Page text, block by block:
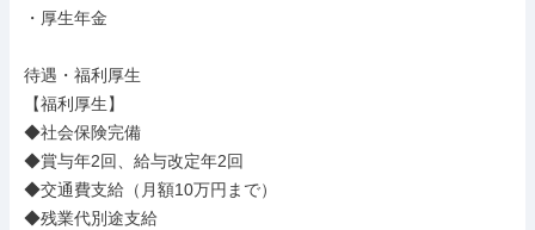
・厚生年金
待遇・福利厚生
【福利厚生】
◆社会保険完備
◆賞与年2回、給与改定年2回
◆交通費支給（月額10万円まで）
◆残業代別途支給